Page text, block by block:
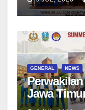
Asesmen
GENERAL NEWS
Jawa
di Da-Yeh